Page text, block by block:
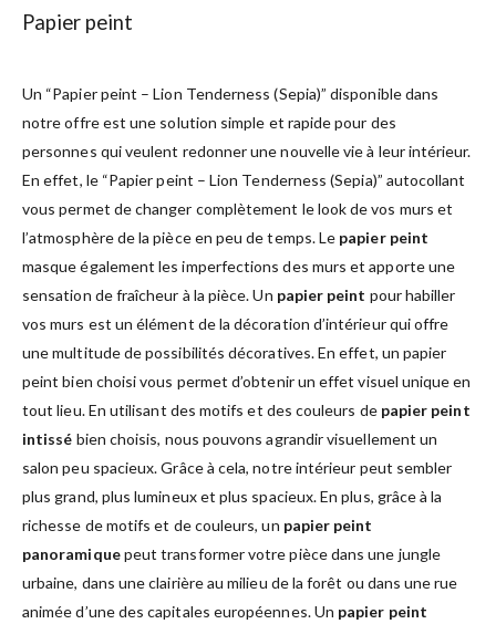
Papier peint
Un “Papier peint – Lion Tenderness (Sepia)” disponible dans
notre offre est une solution simple et rapide pour des
personnes qui veulent redonner une nouvelle vie à leur intérieur.
En effet, le “Papier peint – Lion Tenderness (Sepia)” autocollant
vous permet de changer complètement le look de vos murs et
l’atmosphère de la pièce en peu de temps. Le papier peint
masque également les imperfections des murs et apporte une
sensation de fraîcheur à la pièce. Un papier peint pour habiller
vos murs est un élément de la décoration d’intérieur qui offre
une multitude de possibilités décoratives. En effet, un papier
peint bien choisi vous permet d’obtenir un effet visuel unique en
tout lieu. En utilisant des motifs et des couleurs de papier peint
intissé bien choisis, nous pouvons agrandir visuellement un
salon peu spacieux. Grâce à cela, notre intérieur peut sembler
plus grand, plus lumineux et plus spacieux. En plus, grâce à la
richesse de motifs et de couleurs, un papier peint
panoramiquepeut transformer votre pièce dans une jungle
urbaine, dans une clairière au milieu de la forêt ou dans une rue
animée d’une des capitales européennes. Un papier peint